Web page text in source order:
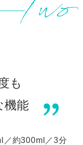
も
機能
／約300ml／3分